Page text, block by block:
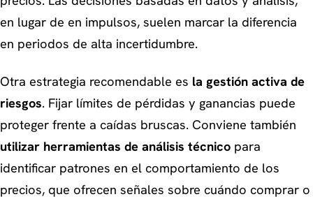
en lugar de en impulsos, suelen marcar la diferencia
en periodos de alta incertidumbre.
Otra estrategia recomendable es la gestión activa de
riesgos. Fijar límites de pérdidas y ganancias puede
proteger frente a caídas bruscas. Conviene también
utilizar herramientas de análisis técnico para
identificar patrones en el comportamiento de los
precios, que ofrecen señales sobre cuándo comprar o